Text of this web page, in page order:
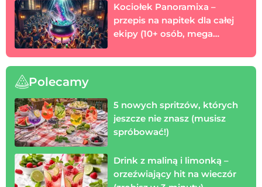
Kociołek Panoramixa –
przepis na napitek dla całej
ekipy (10+ osób, mega
Polecamy
5 nowych spritzów, których
jeszcze nie znasz (musisz
spróbować!)
Drink z maliną i limonką –
orzeźwiający hit na wieczór